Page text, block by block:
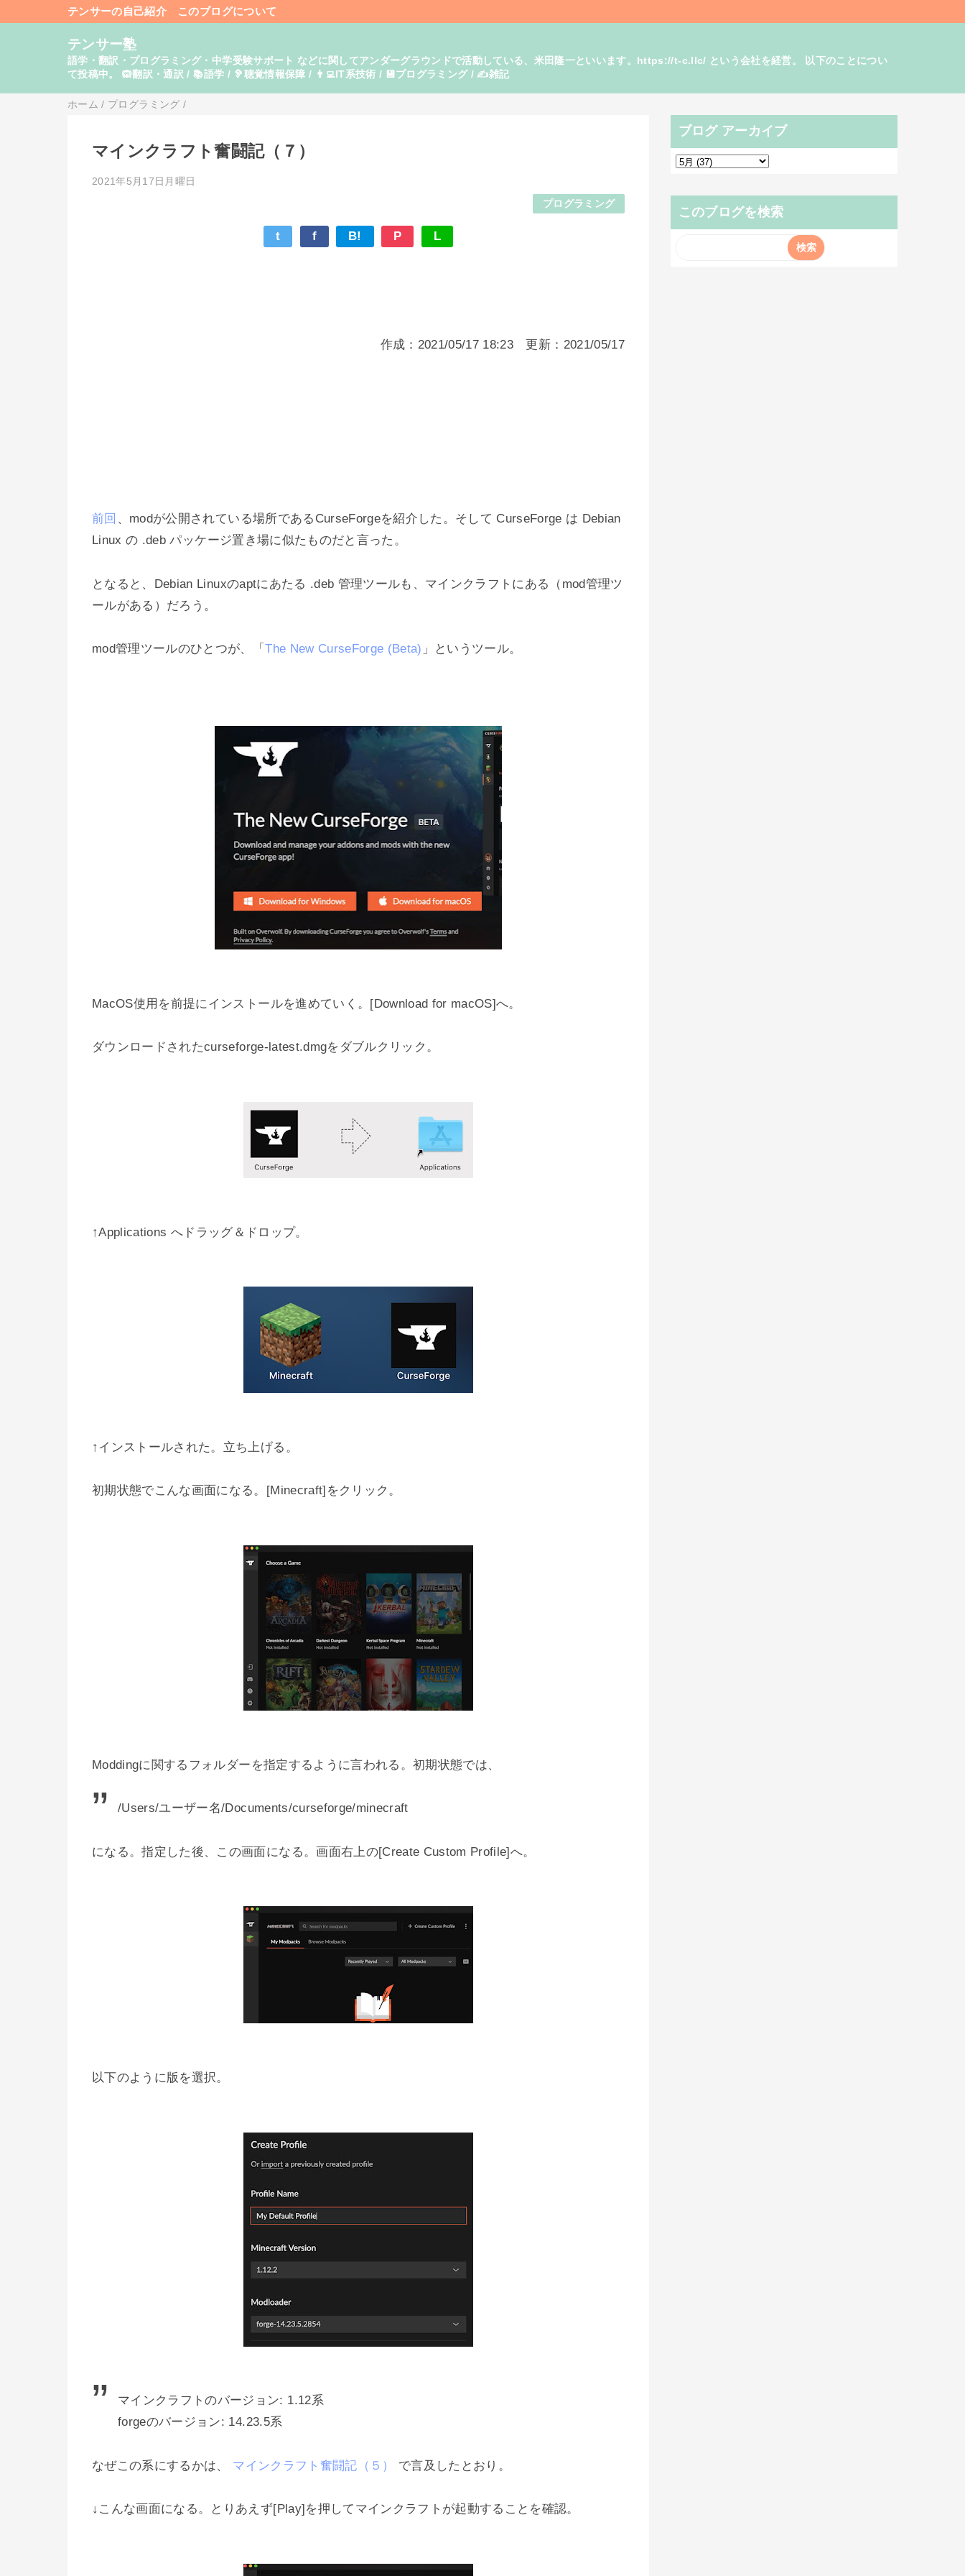
テンサーの自己紹介 このブログについて
テンサー塾
語学・翻訳・プログラミング・中学受験サポート などに関してアンダーグラウンドで活動している、米田隆一といいます。https://t-c.llc/ という会社を経営。 以下のことについ
て投稿中。 🙉翻訳・通訳 / 📚語学 / 🦻聴覚情報保障 / 👨‍💻IT系技術 / 💾プログラミング / ✍️雑記
ホーム / プログラミング /
マインクラフト奮闘記（７）
2021年5月17日月曜日
プログラミング
t f B! P L
作成： 2021/05/17 18:23 更新： 2021/05/17
前回 、modが公開されている場所であるCurseForgeを紹介した。そして CurseForge は Debian
Linux の .deb パッケージ置き場に似たものだと言った。
となると、Debian Linuxのaptにあたる .deb 管理ツールも、マインクラフトにある（mod管理ツ
ールがある）だろう。
mod管理ツールのひとつが、「The New CurseForge (Beta) 」というツール。
MacOS使用を前提にインストールを進めていく。[Download for macOS]へ。
ダウンロードされたcurseforge-latest.dmgをダブルクリック。
↑Applications へドラッグ＆ドロップ。
↑インストールされた。立ち上げる。
初期状態でこんな画面になる。[Minecraft]をクリック。
Moddingに関するフォルダーを指定するように言われる。初期状態では、
/Users/ユーザー名/Documents/curseforge/minecraft
になる。指定した後、この画面になる。画面右上の[Create Custom Profile]へ。
以下のように版を選択。
マインクラフトのバージョン: 1.12系
forgeのバージョン: 14.23.5系
なぜこの系にするかは、 マインクラフト奮闘記（５） で言及したとおり。
↓こんな画面になる。とりあえず[Play]を押してマインクラフトが起動することを確認。
ブログ アーカイブ
このブログを検索